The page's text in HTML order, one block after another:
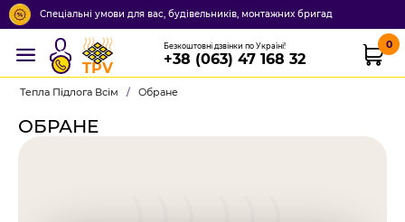
Спеціальні умови для вас, будівельників, монтажних бригад
TPV
Безкоштовні дзвінки по Україні!
+38 (063) 47 168 32
0
Тепла Підлога Всім / Обране
ОБРАНЕ